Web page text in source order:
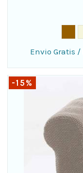
Envio Gratis /
-15%